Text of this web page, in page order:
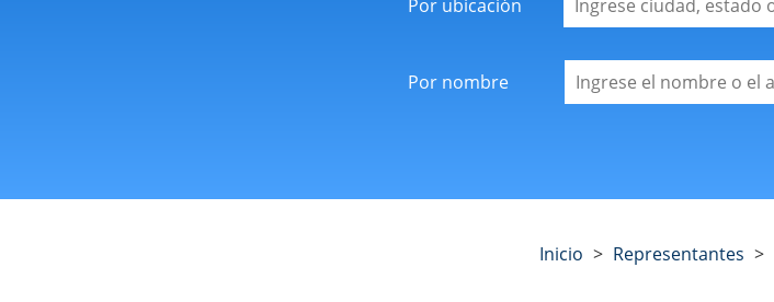
Por ubicación
Por nombre
Inicio > Representantes >